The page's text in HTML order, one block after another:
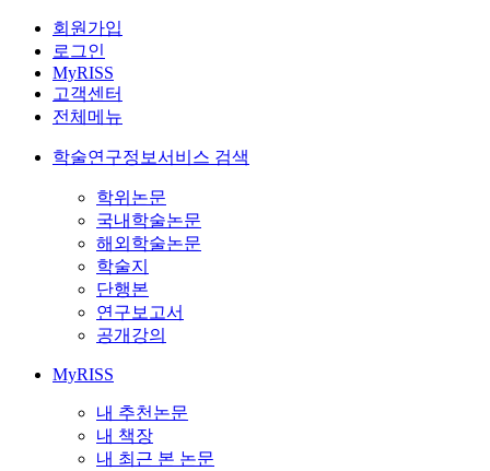
회원가입
로그인
MyRISS
고객센터
전체메뉴
학술연구정보서비스 검색
학위논문
국내학술논문
해외학술논문
학술지
단행본
연구보고서
공개강의
MyRISS
내 추천논문
내 책장
내 최근 본 논문